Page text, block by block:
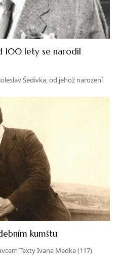
100 lety se narodil
Šedivka, od jehož narození
kumštu
Texty Ivana Medka (117)